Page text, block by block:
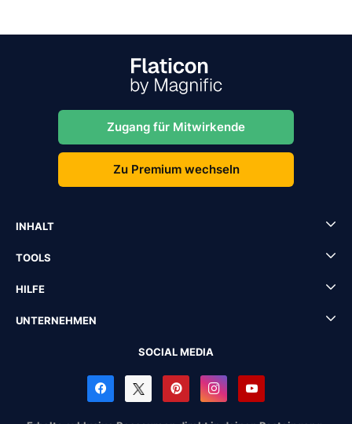
Zugang für Mitwirkende
Zu Premium wechseln
INHALT
TOOLS
HILFE
UNTERNEHMEN
SOCIAL MEDIA